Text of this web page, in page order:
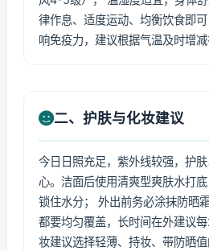
律作息、适度运动、均衡饮食即
响免疫力，建议根据气温及时增减
二、护肤与化妆建议
今日日照充足，紫外线较强，护
心。洁面后使用清爽型爽肤水打
锁住水分； 外出前务必涂抹防晒
都要均匀覆盖，长时间在外建议
妆建议选择轻薄、持妆、带防晒